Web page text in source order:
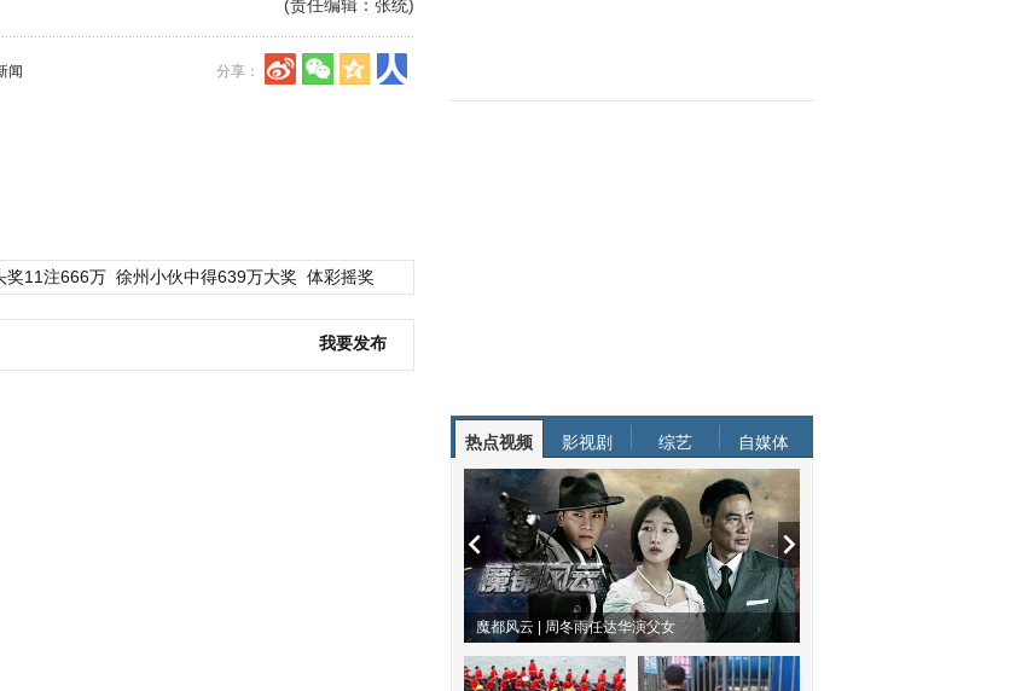
(责任编辑：张统)
分享：
闻
奖11注666万 徐州小伙中得639万大奖 体彩摇奖
我要发布
热点视频 影视剧 综艺 自媒体
魔都风云 | 周冬雨任达华演父女